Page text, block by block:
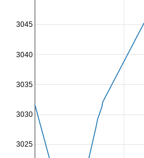
3025
3030
3035
3040
3045